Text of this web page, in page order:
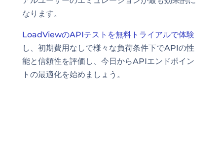
なります。
LoadViewのAPIテストを無料トライアルで体験
し、初期費用なしで様々な負荷条件下でAPIの性
能と信頼性を評価し、今日からAPIエンドポイン
トの最適化を始めましょう。